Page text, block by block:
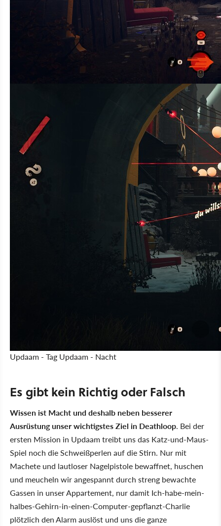
Updaam - Tag Updaam - Nacht
Es gibt kein Richtig oder Falsch
Wissen ist Macht und deshalb neben besserer
Ausrüstung unser wichtigstes Ziel in Deathloop. Bei der
ersten Mission in Updaam treibt uns das Katz-und-Maus-
Spiel noch die Schweißperlen auf die Stirn. Nur mit
Machete und lautloser Nagelpistole bewaffnet, huschen
und meucheln wir angespannt durch streng bewachte
Gassen in unser Appartement, nur damit Ich-habe-mein-
halbes-Gehirn-in-einen-Computer-gepflanzt-Charlie
plötzlich den Alarm auslöst und uns die ganze